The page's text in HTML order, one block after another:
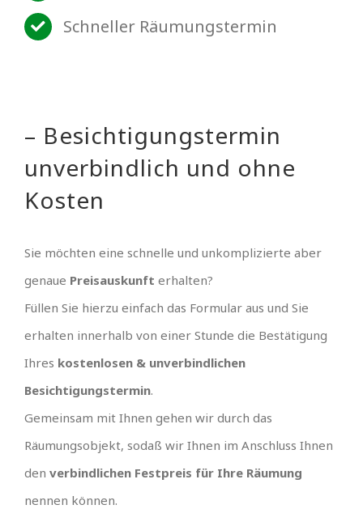
Schneller Räumungstermin
– Besichtigungstermin
unverbindlich und ohne
Kosten
Sie möchten eine schnelle und unkomplizierte aber
genaue Preisauskunft erhalten?
Füllen Sie hierzu einfach das Formular aus und Sie
erhalten innerhalb von einer Stunde die Bestätigung
Ihres kostenlosen & unverbindlichen
Besichtigungstermin.
Gemeinsam mit Ihnen gehen wir durch das
Räumungsobjekt, sodaß wir Ihnen im Anschluss Ihnen
den verbindlichen Festpreis für Ihre Räumung
nennen können.